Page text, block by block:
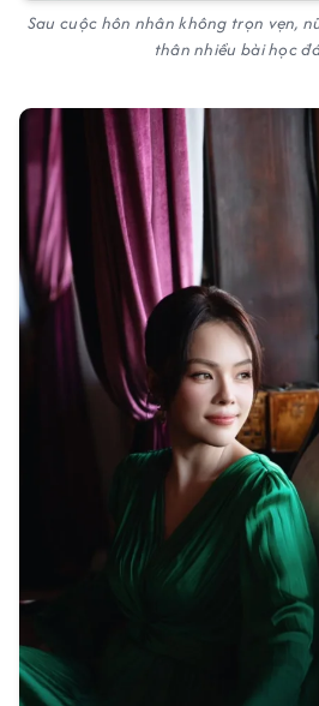
Sau cuộc hôn nhân không trọn vẹn,
thân nhiều bài học